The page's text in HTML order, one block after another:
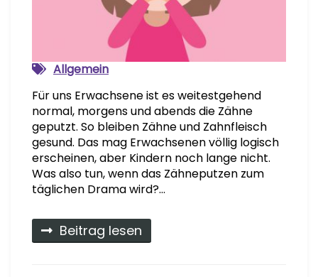
Allgemein
Für uns Erwachsene ist es weitestgehend
normal, morgens und abends die Zähne
geputzt. So bleiben Zähne und Zahnfleisch
gesund. Das mag Erwachsenen völlig logisch
erscheinen, aber Kindern noch lange nicht.
Was also tun, wenn das Zähneputzen zum
täglichen Drama wird?…
Beitrag lesen